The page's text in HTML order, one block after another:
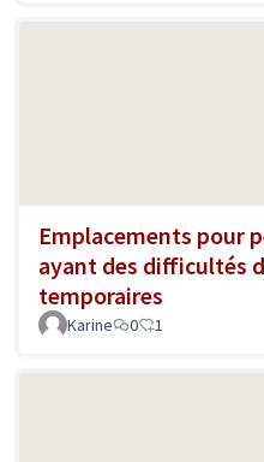
Emplacements pour
ayant des difficultés
temporaires
Karine 0 1